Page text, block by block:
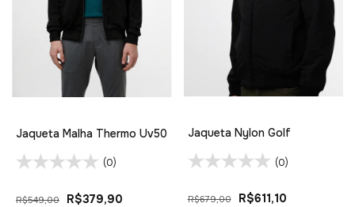
Jaqueta Malha Thermo Uv50
(0)
R$549,00 R$379,90
Jaqueta Nylon Golf
(0)
R$679,00 R$611,10